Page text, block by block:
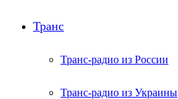
Транс
Транс-радио из России
Транс-радио из Украины